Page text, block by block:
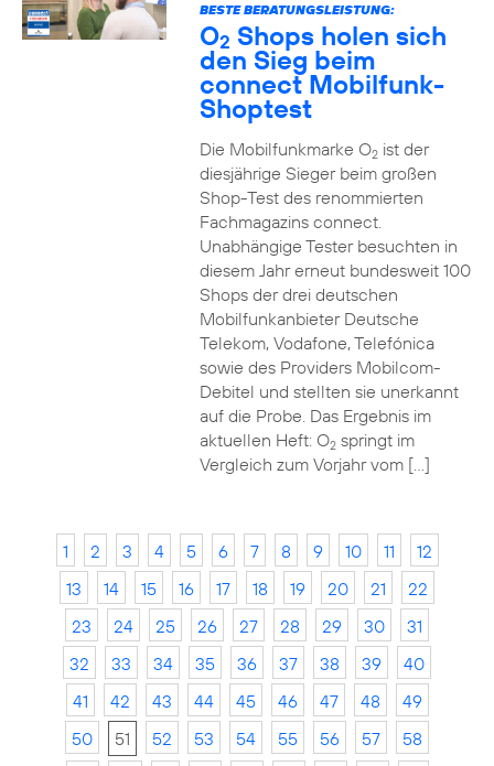
BESTE BERATUNGSLEISTUNG:
O2 Shops holen sich
den Sieg beim
connect Mobilfunk-
Shoptest
Die Mobilfunkmarke O2ist der
diesjährige Sieger beim großen
Shop-Test des renommierten
Fachmagazins connect.
Unabhängige Tester besuchten in
diesem Jahr erneut bundesweit 100
Shops der drei deutschen
Mobilfunkanbieter Deutsche
Telekom, Vodafone, Telefónica
sowie des Providers Mobilcom-
Debitel und stellten sie unerkannt
auf die Probe. Das Ergebnis im
aktuellen Heft: O2springt im
Vergleich zum Vorjahr vom […]
1 2 3 4 5 6 7 8 9 10 11
12
13
14 15 16 17 18 19 20 21
22
23
24 25 26 27 28 29 30
31
32
33 34 35 36 37 38 39
40
41
42 43 44 45 46 47 48
49
50
51 52 53 54 55 56 57
58